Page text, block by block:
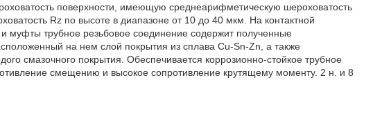
поверхности, имеющую среднеарифметическую шероховатость
Rz по высоте в диапазоне от 10 до 40 мкм. На контактной
муфты трубное резьбовое соединение содержит полученные
на нем слой покрытия из сплава Cu-Sn-Zn, а также
смазочного покрытия. Обеспечивается коррозионно-стойкое трубное
смещению и высокое сопротивление крутящему моменту. 2 н. и 8